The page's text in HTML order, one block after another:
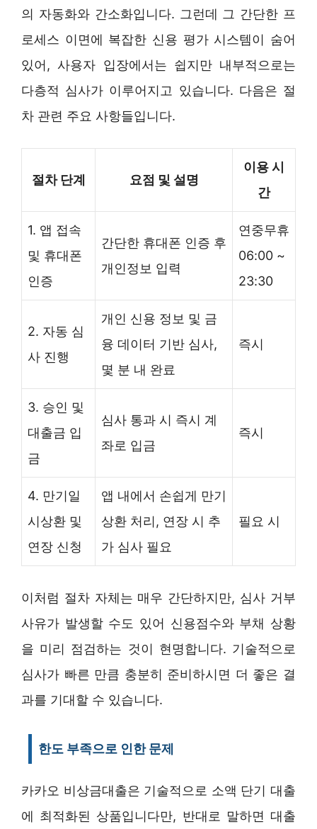
의 자동화와 간소화입니다. 그런데 그 간단한 프
로세스 이면에 복잡한 신용 평가 시스템이 숨어
있어, 사용자 입장에서는 쉽지만 내부적으로는
다층적 심사가 이루어지고 있습니다. 다음은 절
차 관련 주요 사항들입니다.
절차 단계 요점 및 설명
이용 시
간
1. 앱 접속
및 휴대폰
인증
간단한 휴대폰 인증 후
개인정보 입력
연중무휴
06:00 ~
23:30
2. 자동 심
사 진행
개인 신용 정보 및 금
융 데이터 기반 심사,
몇 분 내 완료
즉시
3. 승인 및
대출금 입
금
심사 통과 시 즉시 계
좌로 입금
즉시
4. 만기일
시상환 및
연장 신청
앱 내에서 손쉽게 만기
상환 처리, 연장 시 추
가 심사 필요
필요 시
이처럼 절차 자체는 매우 간단하지만, 심사 거부
사유가 발생할 수도 있어 신용점수와 부채 상황
을 미리 점검하는 것이 현명합니다. 기술적으로
심사가 빠른 만큼 충분히 준비하시면 더 좋은 결
과를 기대할 수 있습니다.
한도 부족으로 인한 문제
카카오 비상금대출은 기술적으로 소액 단기 대출
에 최적화된 상품입니다만, 반대로 말하면 대출